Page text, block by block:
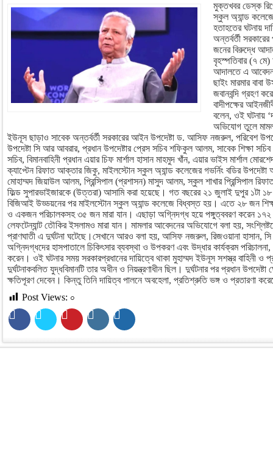
মুক্তখবর ডেস্ক
স্কুল অ্যান্ড কলেজে
হতাহতের ঘটনায়
অন্তর্বর্তী
জনের বিরুদ্ধে
বৃহস্পতিবার (৭ মে)
আদালতে এ আবেদন
ছাইং মারমার বাবা
জবানবন্দি গ্রহণ
বাদীপক্ষের
বলেন, ওই ঘটনায়
অভিযোগ তুলে
ইউনূস ছাড়াও সাবেক অন্তর্বর্তী সরকারের আইন উপদেষ্টা ড. আসিফ নজরুল, পরিবেশ
উপদেষ্টা সি আর আবরার, প্রধান উপদেষ্টার প্রেস সচিব শফিকুল আলম, সাবেক শিক্ষা সচিব
সচিব, বিমানবাহিনী প্রধান এয়ার চিফ মার্শাল হাসান মাহমুদ খাঁন, এয়ার ভাইস মার্শাল
ক্যাপ্টেন রিফাত আক্তার জিকু, মাইলস্টোন স্কুল অ্যান্ড কলেজের গভর্নিং বডির উপদেষ্টা
মোহাম্মদ জিয়াউল আলম, প্রিন্সিপাল (প্রশাসন) মাসুদ আলম, স্কুল শাখার প্রিন্সিপাল
ফিল্ড সুপারভাইজারকে (উত্তরা) আসামি করা হয়েছে। গত বছরের ২১ জুলাই দুপুর ১টা ১৮
বিজিআই উড্ডয়নের পর মাইলস্টোন স্কুল অ্যান্ড কলেজে বিধ্বস্ত হয়। এতে ২৮ জন
ও একজন পরিচালকসহ ৩৫ জন মারা যান। এছাড়া অগ্নিদগ্ধ হয়ে পঙ্গুত্ববরণ করেন ১৭২
লেফটেন্যান্ট তৌকির ইসলামও মারা যান। মামলার আবেদনের অভিযোগে বলা হয়,
প্রাণঘাতী এ দুর্ঘটনা ঘটেছে।সেখানে আরও বলা হয়, আসিফ নজরুল, রিজওয়ানা
অগ্নিদগ্ধদের হাসপাতালে চিকিৎসার ব্যবস্থা ও উপকরণ এবং উদ্ধার কার্যক্রম পরিচালনা,
করেন। ওই ঘটনার সময় সরকারপ্রধানের দায়িত্বে থাকা মুহাম্মদ ইউনূস সশস্ত্র বাহিনী ও
দুর্ঘটনাকবলিত যুদ্ধবিমানটি তার অধীন ও নিয়ন্ত্রণাধীন ছিল। দুর্ঘটনার পর প্রধান
ক্ষতিপূরণ দেবেন। কিন্তু তিনি দায়িত্ব পালনে অবহেলা, প্রতিশ্রুতি ভঙ্গ ও প্রতারণা
Post Views: ০